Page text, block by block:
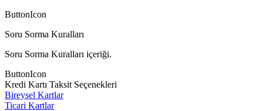
ButtonIcon
Soru Sorma Kuralları
Soru Sorma Kuralları içeriği.
ButtonIcon
Kredi Kartı Taksit Seçenekleri
Bireysel Kartlar
Ticari Kartlar